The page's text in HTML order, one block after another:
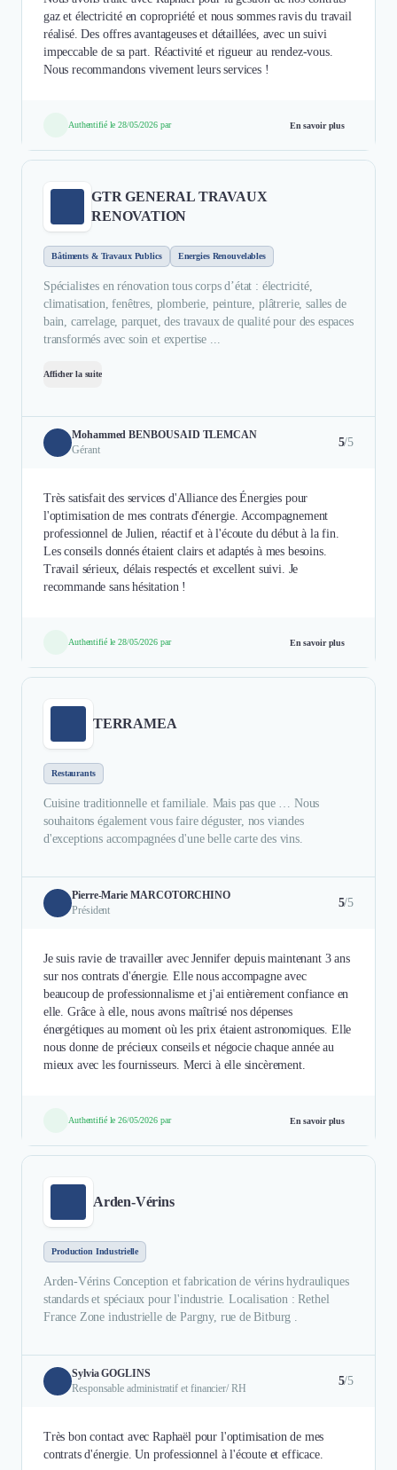
gaz et électricité en copropriété et nous sommes ravis du travail
réalisé. Des offres avantageuses et détaillées, avec un suivi
impeccable de sa part. Réactivité et rigueur au rendez-vous.
Nous recommandons vivement leurs services !
Authentifié le 28/05/2026 par En savoir plus
GTR GENERAL TRAVAUX
RENOVATION
Bâtiments & Travaux Publics Energies Renouvelables
Spécialistes en rénovation tous corps d’état : électricité,
climatisation, fenêtres, plomberie, peinture, plâtrerie, salles de
bain, carrelage, parquet, des travaux de qualité pour des espaces
transformés avec soin et expertise ...
Afficher la suite
Mohammed BENBOUSAID TLEMCAN
Gérant
5/5
Très satisfait des services d'Alliance des Énergies pour
l'optimisation de mes contrats d'énergie. Accompagnement
professionnel de Julien, réactif et à l'écoute du début à la fin.
Les conseils donnés étaient clairs et adaptés à mes besoins.
Travail sérieux, délais respectés et excellent suivi. Je
recommande sans hésitation !
Authentifié le 28/05/2026 par En savoir plus
TERRAMEA
Restaurants
Cuisine traditionnelle et familiale. Mais pas que … Nous
souhaitons également vous faire déguster, nos viandes
d'exceptions accompagnées d'une belle carte des vins.
Pierre-Marie MARCOTORCHINO
Président
5/5
Je suis ravie de travailler avec Jennifer depuis maintenant 3 ans
sur nos contrats d'énergie. Elle nous accompagne avec
beaucoup de professionnalisme et j'ai entièrement confiance en
elle. Grâce à elle, nous avons maîtrisé nos dépenses
énergétiques au moment où les prix étaient astronomiques. Elle
nous donne de précieux conseils et négocie chaque année au
mieux avec les fournisseurs. Merci à elle sincèrement.
Authentifié le 26/05/2026 par En savoir plus
Arden-Vérins
Production Industrielle
Arden-Vérins Conception et fabrication de vérins hydrauliques
standards et spéciaux pour l'industrie. Localisation : Rethel
France Zone industrielle de Pargny, rue de Bitburg .
Sylvia GOGLINS
Responsable administratif et financier/ RH
5/5
Très bon contact avec Raphaël pour l'optimisation de mes
contrats d'énergie. Un professionnel à l'écoute et efficace.